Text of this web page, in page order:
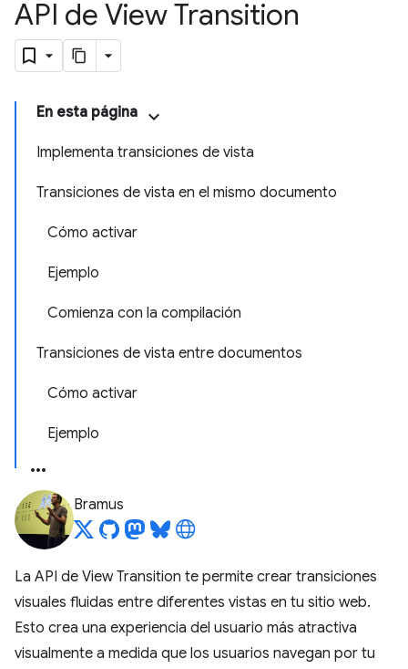
API de View Transition
En esta página
Implementa transiciones de vista
Transiciones de vista en el mismo documento
Cómo activar
Ejemplo
Comienza con la compilación
Transiciones de vista entre documentos
Cómo activar
Ejemplo
Bramus
La API de View Transition te permite crear transiciones
visuales fluidas entre diferentes vistas en tu sitio web.
Esto crea una experiencia del usuario más atractiva
visualmente a medida que los usuarios navegan por tu